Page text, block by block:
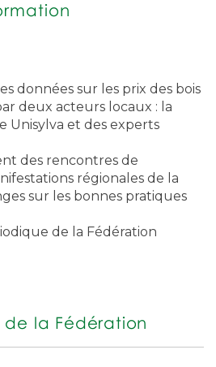
données sur les prix des bois
deux acteurs locaux : la
Unisylva et des experts
des rencontres de
régionales de la
sur les bonnes pratiques
de la Fédération
de la Fédération